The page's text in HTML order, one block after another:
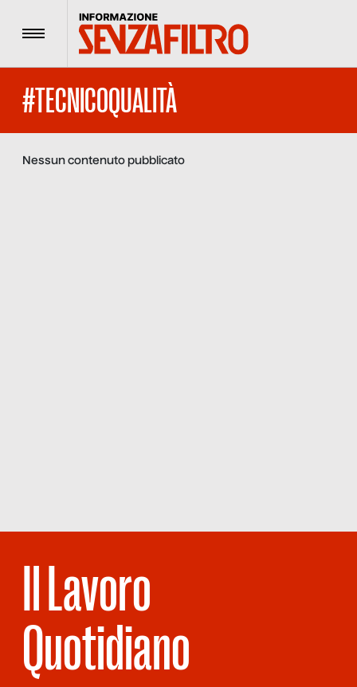
Menu
#TECNICOQUALITÀ
Nessun contenuto pubblicato
Il Lavoro
Quotidiano